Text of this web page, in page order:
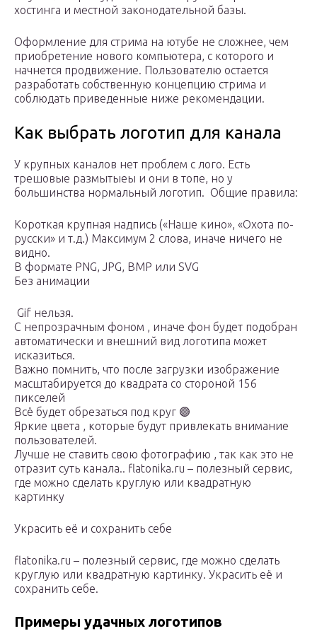
хостинга и местной законодательной базы.
Оформление для стрима на ютубе не сложнее, чем
приобретение нового компьютера, с которого и
начнется продвижение. Пользователю остается
разработать собственную концепцию стрима и
соблюдать приведенные ниже рекомендации.
Как выбрать логотип для канала
У крупных каналов нет проблем с лого. Есть
трешовые размытыеы и они в топе, но у
большинства нормальный логотип. Общие правила:
Короткая крупная надпись («Наше кино», «Охота по-
русски» и т.д.) Максимум 2 слова, иначе ничего не
видно.
В формате PNG, JPG, BMP или SVG
Без анимации
️ Gif нельзя.
С непрозрачным фоном , иначе фон будет подобран
автоматически и внешний вид логотипа может
исказиться.
Важно помнить️, что после загрузки изображение
масштабируется до квадрата со стороной 156
пикселей
Всё будет обрезаться под круг 🟣
Яркие цвета , которые будут привлекать внимание
пользователей.
Лучше не ставить свою фотографию , так как это не
отразит суть канала.. flatonika.ru – полезный сервис,
где можно сделать круглую или квадратную
картинку
Украсить её и сохранить себе
flatonika.ru – полезный сервис, где можно сделать
круглую или квадратную картинку. Украсить её и
сохранить себе.
Примеры удачных логотипов